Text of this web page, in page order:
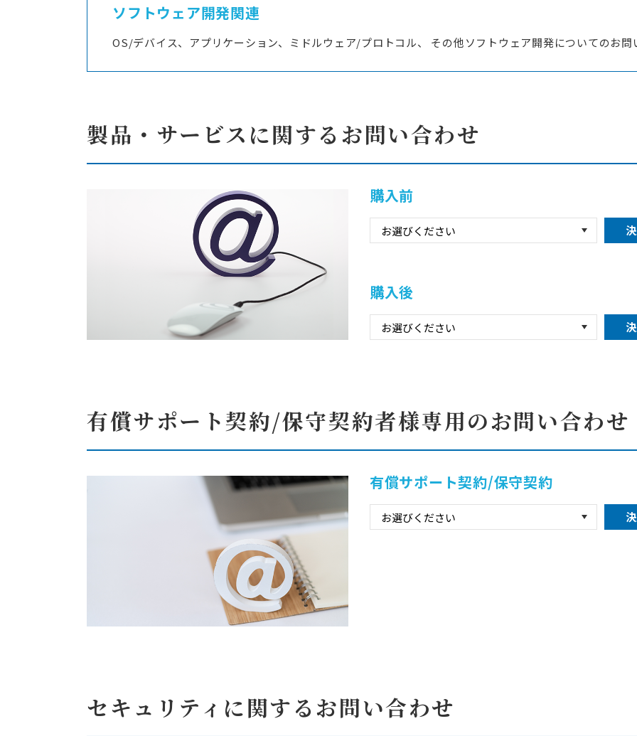
ソフトウェア開発関連
OS/デバイス、アプリケーション、ミドルウェア/プロトコル、 その他ソフトウェア開発についてのお問
製品・サービスに関するお問い合わせ
購入前
購入後
有償サポート契約/保守契約者様専用のお問い合わせ
有償サポート契約/保守契約
セキュリティに関するお問い合わせ